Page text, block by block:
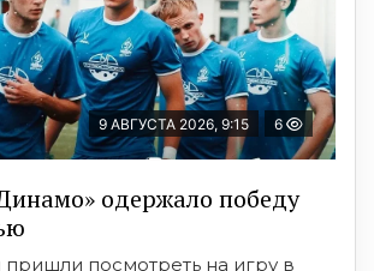
9 АВГУСТА 2026, 9:15 6
одержало победу
пришли посмотреть на игру в